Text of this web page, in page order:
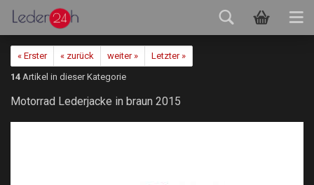
« Erster « zurück weiter »
Letzter »
14 Artikel in dieser Kategorie
Motorrad Lederjacke in braun 2015